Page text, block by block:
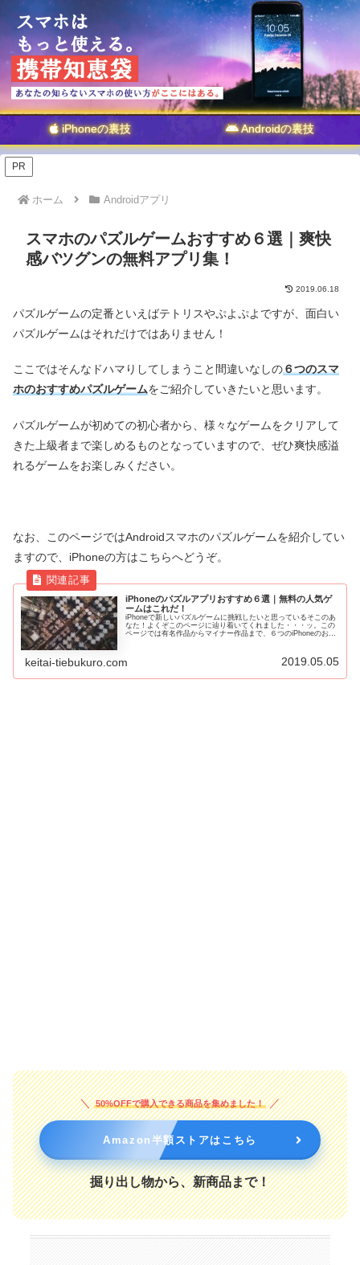
iPhoneの裏技 Androidの裏技
PR
ホーム Androidアプリ
スマホのパズルゲームおすすめ６選｜爽快
感バツグンの無料アプリ集！
2019.06.18
パズルゲームの定番といえばテトリスやぷよぷよですが、面白い
パズルゲームはそれだけではありません！
ここではそんなドハマりしてしまうこと間違いなしの６つのスマ
ホのおすすめパズルゲームをご紹介していきたいと思います。
パズルゲームが初めての初心者から、様々なゲームをクリアして
きた上級者まで楽しめるものとなっていますので、ぜひ爽快感溢
れるゲームをお楽しみください。
なお、このページではAndroidスマホのパズルゲームを紹介してい
ますので、iPhoneの方はこちらへどうぞ。
iPhoneのパズルアプリおすすめ６選｜無料の人気ゲ
ームはこれだ！
iPhoneで新しいパズルゲームに挑戦したいと思っているそこのあ
なた！よくぞこのページに辿り着いてくれました・・・ッ。この
ページでは有名作品からマイナー作品まで、６つのiPhoneのおす
keitai-tiebukuro.com 2019.05.05
50%OFFで購入できる商品を集めました！
Amazon半額ストアはこちら
掘り出し物から、新商品まで！